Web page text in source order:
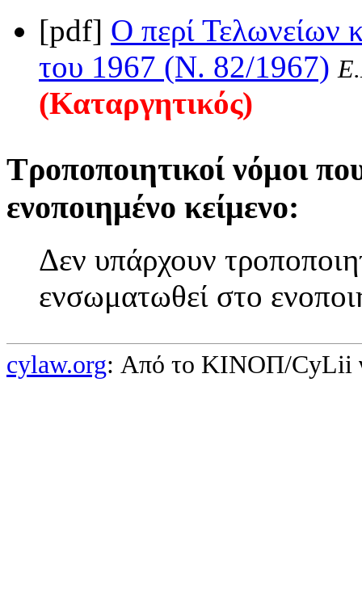
[pdf] Ο περί
του 1967 (Ν. 82/1967)
(Καταργητικός)
Τροποποιητικοί νόμοι
ενοποιημένο κείμενο:
Δεν υπάρχουν
ενσωματωθεί στο
cylaw.org: Από το ΚΙΝOΠ/CyLii